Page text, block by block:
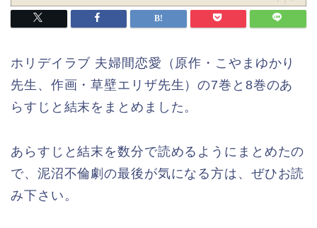
ホリデイラブ 夫婦間恋愛（原作・こやまゆかり
先生、作画・草壁エリザ先生）の7巻と8巻のあ
らすじと結末をまとめました。
あらすじと結末を数分で読めるようにまとめたの
で、泥沼不倫劇の最後が気になる方は、ぜひお読
み下さい。